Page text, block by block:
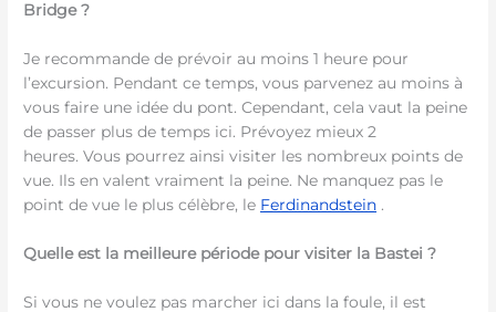
Bridge ?
Je recommande de prévoir au moins 1 heure pour
l’excursion. Pendant ce temps, vous parvenez au moins à
vous faire une idée du pont. Cependant, cela vaut la peine
de passer plus de temps ici. Prévoyez mieux 2
heures. Vous pourrez ainsi visiter les nombreux points de
vue. Ils en valent vraiment la peine. Ne manquez pas le
point de vue le plus célèbre, le Ferdinandstein .
Quelle est la meilleure période pour visiter la Bastei ?
Si vous ne voulez pas marcher ici dans la foule, il est